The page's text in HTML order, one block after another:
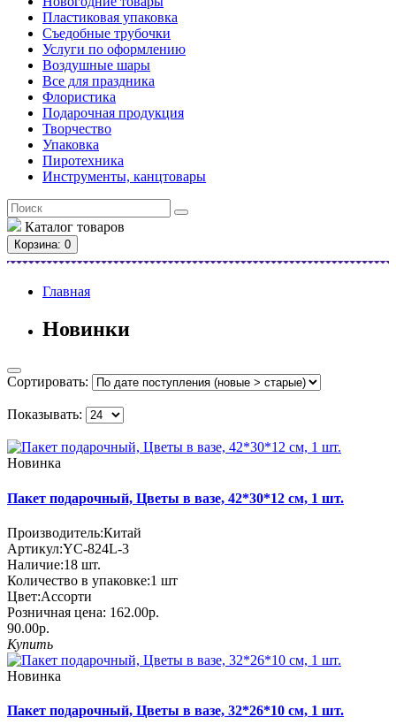
Пластиковая упаковка
Съедобные трубочки
Услуги по оформлению
Воздушные шары
Все для праздника
Флористика
Подарочная продукция
Творчество
Упаковка
Пиротехника
Инструменты, канцтовары
Каталог товаров
Корзина: 0
Главная
Новинки
Сортировать:
Показывать:
Новинка
Пакет подарочный, Цветы в вазе, 42*30*12 см, 1 шт.
Производитель:Китай
Артикул:YC-824L-3
Наличие:18 шт.
Количество в упаковке:1 шт
Цвет:Ассорти
Розничная цена: 162.00р.
90.00р.
Купить
Новинка
Пакет подарочный, Цветы в вазе, 32*26*10 см, 1 шт.